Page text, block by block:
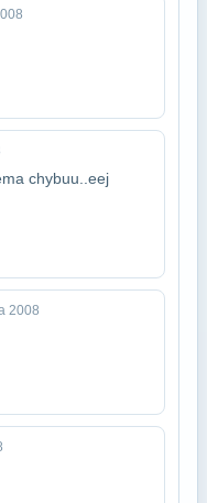
chybuu..eej
2008